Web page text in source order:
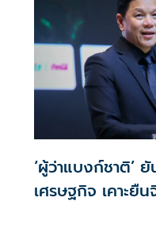
‘ผู้ว่าแบงก์ชาติ’
เศรษฐกิจ เคาะ